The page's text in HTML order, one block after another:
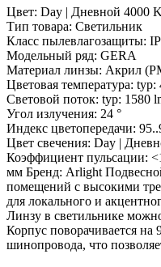
5
лет)
Цвет: Day | Дневной 4000 K
Тип товара: Светильник
Класс пылевлагозащиты:
Модельный ряд: GERA
Материал линзы: Акрил
Цветовая температура: typ:
Световой поток: typ: 1580
Угол излучения: 24 °
Индекс цветопередачи:
Цвет свечения: Day |
Коэффициент пульсации:
мм Бренд: Arlight
помещений с высокими
для локального и
Линзу в светильнике
Корпус поворачивается на
шинопровода, что